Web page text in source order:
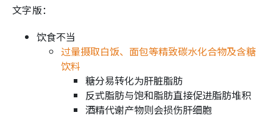
文字版：
饮食不当
过量摄取白饭、面包等精致碳水化合物及含糖
饮料
糖分易转化为肝脏脂肪
反式脂肪与饱和脂肪直接促进脂肪堆积
酒精代谢产物则会损伤肝细胞